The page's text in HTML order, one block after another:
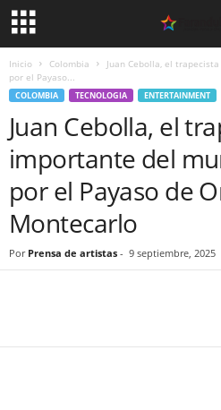
Inicio Colombia
Juan Cebolla, el
por el Payaso...
COLOMBIA TECNOLOGIA ENTERTAINMENT
Juan Cebolla, el
importante del
por el Payaso de
Montecarlo
Por Prensa de artistas - 9 septiembre, 2025